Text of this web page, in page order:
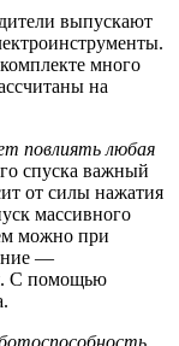
выпускают
много
на
повлиять любая
спуска важный
от силы нажатия
массивного
можно при
—
С помощью